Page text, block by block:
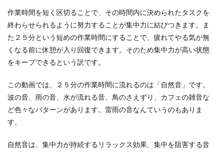
作業時間を短く区切ることで、その時間内に決められたタスクを
終わらせられるように努力することが集中力に結びつきます。ま
た２５分という短めの作業時間にすることで、疲れてやる気が無
くなる前に休憩が入り回復できます。そのため集中力が高い状態
をキープできるという訳です。
この動画では、２５分の作業時間に流れるのは「自然音」です。
波の音、雨の音、水が流れる音、鳥のさえずり、カフェの雑音な
ど色々なパターンがあります。雷雨の音なんていうのもありま
す。
自然音は、集中力が持続するリラックス効果、集中を阻害する音